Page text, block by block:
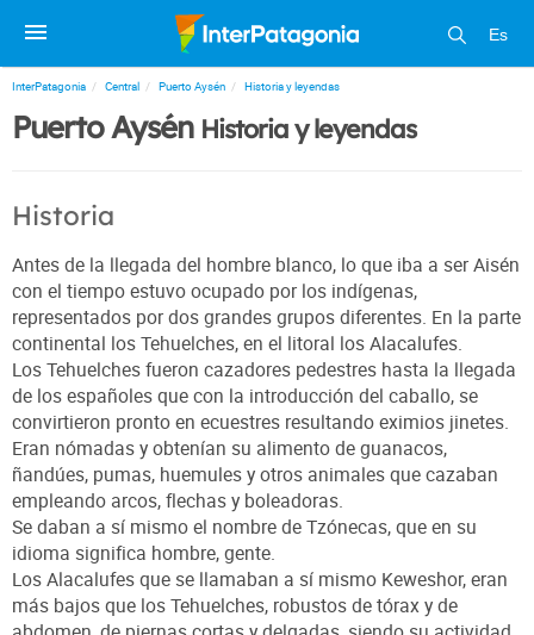
Es
InterPatagonia Central Puerto Aysén Historia y leyendas
Puerto Aysén Historia y leyendas
Historia
Antes de la llegada del hombre blanco, lo que iba a ser Aisén
con el tiempo estuvo ocupado por los indígenas,
representados por dos grandes grupos diferentes. En la parte
continental los Tehuelches, en el litoral los Alacalufes.
Los Tehuelches fueron cazadores pedestres hasta la llegada
de los españoles que con la introducción del caballo, se
convirtieron pronto en ecuestres resultando eximios jinetes.
Eran nómadas y obtenían su alimento de guanacos,
ñandúes, pumas, huemules y otros animales que cazaban
empleando arcos, flechas y boleadoras.
Se daban a sí mismo el nombre de Tzónecas, que en su
idioma significa hombre, gente.
Los Alacalufes que se llamaban a sí mismo Keweshor, eran
más bajos que los Tehuelches, robustos de tórax y de